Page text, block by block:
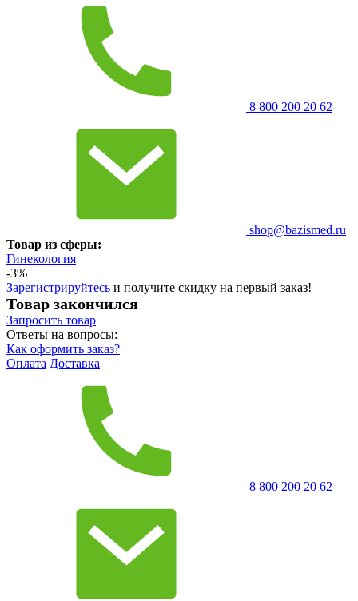
8 800 200 20 62
shop@bazismed.ru
Товар из сферы:
Гинекология
-3%
Зарегистрируйтесь и получите скидку на первый заказ!
Товар закончился
Запросить товар
Ответы на вопросы:
Как оформить заказ?
Оплата Доставка
8 800 200 20 62